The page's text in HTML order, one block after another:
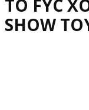
ΤΟ FYC
SHOW